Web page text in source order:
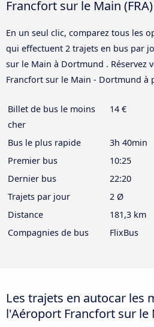
Francfort sur le Main
En un seul clic, comparez tous les
qui effectuent 2 trajets en bus par
sur le Main à Dortmund . Réservez
Francfort sur le Main - Dortmund à
Billet de bus le moins
cher
14 €
Bus le plus rapide
3h 40min
Premier bus
10:25
Dernier bus
22:20
Trajets par jour
2 Ø
Distance
181,3 km
Compagnies de bus
FlixBus
Les trajets en autocar les
l'Aéroport Francfort sur